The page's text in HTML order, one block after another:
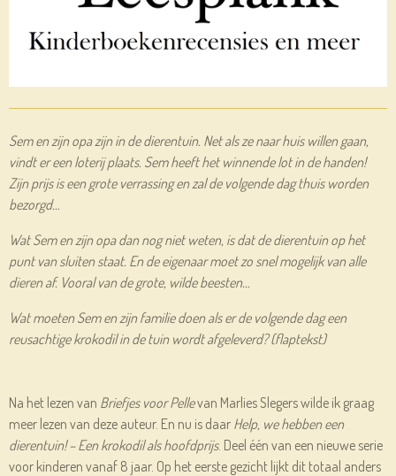
Sem en zijn opa zijn in de dierentuin. Net als ze naar huis willen gaan,
vindt er een loterij plaats. Sem heeft het winnende lot in de handen!
Zijn prijs is een grote verrassing en zal de volgende dag thuis worden
bezorgd…
Wat Sem en zijn opa dan nog niet weten, is dat de dierentuin op het
punt van sluiten staat. En de eigenaar moet zo snel mogelijk van alle
dieren af. Vooral van de grote, wilde beesten…
Wat moeten Sem en zijn familie doen als er de volgende dag een
reusachtige krokodil in de tuin wordt afgeleverd? (flaptekst)
Na het lezen van Briefjes voor Pellevan Marlies Slegers wilde ik graag
meer lezen van deze auteur. En nu is daar Help, we hebben een
dierentuin! – Een krokodil als hoofdprijs. Deel één van een nieuwe serie
voor kinderen vanaf 8 jaar. Op het eerste gezicht lijkt dit totaal anders